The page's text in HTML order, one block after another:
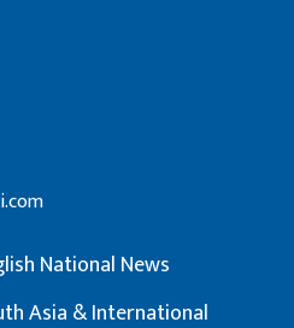
National News
Asia & International